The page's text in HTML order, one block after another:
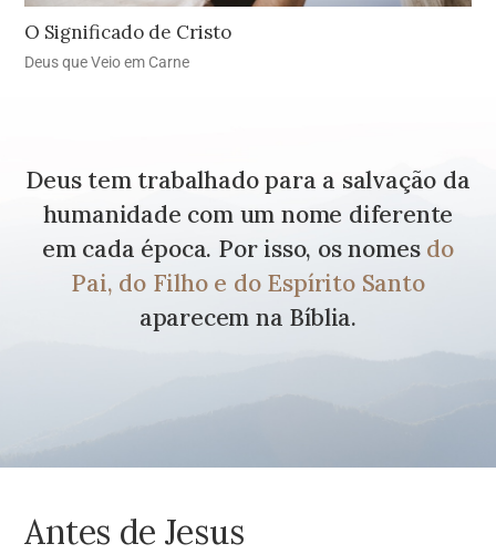
O Significado de Cristo
Deus que Veio em Carne
Deus tem trabalhado para a salvação da
humanidade com um nome diferente
em cada época. Por isso, os nomes do
Pai, do Filho e do Espírito Santo
aparecem na Bíblia.
Antes de Jesus